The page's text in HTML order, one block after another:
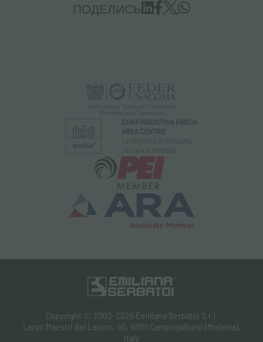
ПОДЕЛИСЬ
Copyright © 2002-2026 Emiliana Serbatoi S.r.l.
Largo Maestri del Lavoro, 40, 41011 Campogalliano (Modena),
Italy